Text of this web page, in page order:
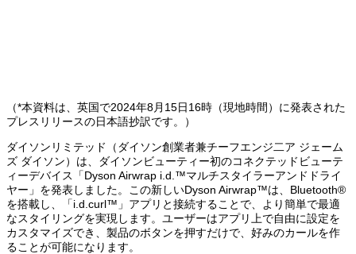
（*本資料は、英国で2024年8月15日16時（現地時間）に発表された
プレスリリースの日本語抄訳です。）
ダイソンリミテッド（ダイソン創業者兼チーフエンジ二ア ジェーム
ズ ダイソン）は、ダイソンビューティー初のコネクテッドビューテ
ィーデバイス「Dyson Airwrap i.d.™マルチスタイラーアンドドライ
ヤー」を発表しました。この新しいDyson Airwrap™は、Bluetooth®
を搭載し、「i.d.curl™」アプリと接続することで、より簡単で最適
なスタイリングを実現します。ユーザーはアプリ上で自由に設定を
カスタマイズでき、製品のボタンを押すだけで、好みのカールを作
ることが可能になります。